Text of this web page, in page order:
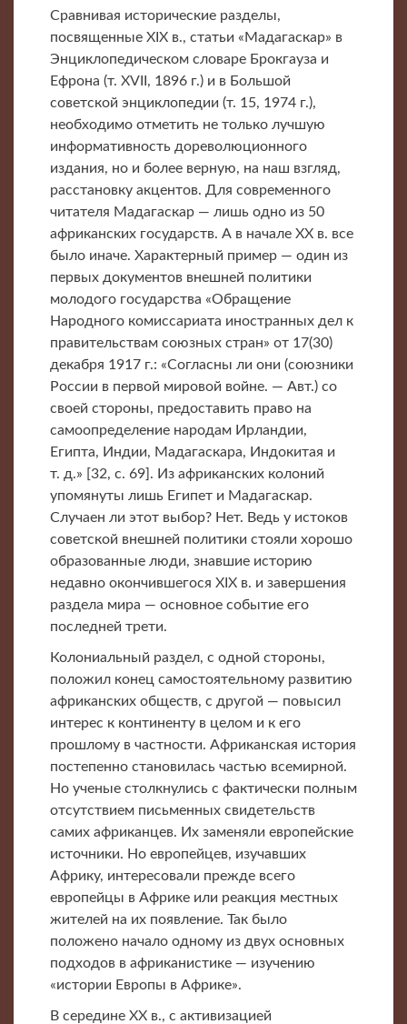
Сравнивая исторические разделы,
посвященные XIX в., статьи «Мадагаскар» в
Энциклопедическом словаре Брокгауза и
Ефрона (т. XVII, 1896 г.) и в Большой
советской энциклопедии (т. 15, 1974 г.),
необходимо отметить не только лучшую
информативность дореволюционного
издания, но и более верную, на наш взгляд,
расстановку акцентов. Для современного
читателя Мадагаскар — лишь одно из 50
африканских государств. А в начале XX в. все
было иначе. Характерный пример — один из
первых документов внешней политики
молодого государства «Обращение
Народного комиссариата иностранных дел к
правительствам союзных стран» от 17(30)
декабря 1917 г.: «Согласны ли они (союзники
России в первой мировой войне. — Авт.) со
своей стороны, предоставить право на
самоопределение народам Ирландии,
Египта, Индии, Мадагаскара, Индокитая и
т. д.» [32, с. 69]. Из африканских колоний
упомянуты лишь Египет и Мадагаскар.
Случаен ли этот выбор? Нет. Ведь у истоков
советской внешней политики стояли хорошо
образованные люди, знавшие историю
недавно окончившегося XIX в. и завершения
раздела мира — основное событие его
последней трети.
Колониальный раздел, с одной стороны,
положил конец самостоятельному развитию
африканских обществ, с другой — повысил
интерес к континенту в целом и к его
прошлому в частности. Африканская история
постепенно становилась частью всемирной.
Но ученые столкнулись с фактически полным
отсутствием письменных свидетельств
самих африканцев. Их заменяли европейские
источники. Но европейцев, изучавших
Африку, интересовали прежде всего
европейцы в Африке или реакция местных
жителей на их появление. Так было
положено начало одному из двух основных
подходов в африканистике — изучению
«истории Европы в Африке».
В середине XX в., с активизацией